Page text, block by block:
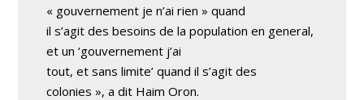
« gouvernement je n’ai rien » quand
il s’agit des besoins de la population en general,
et un ‘gouvernement j’ai
tout, et sans limite’ quand il s’agit des
colonies », a dit Haim Oron.